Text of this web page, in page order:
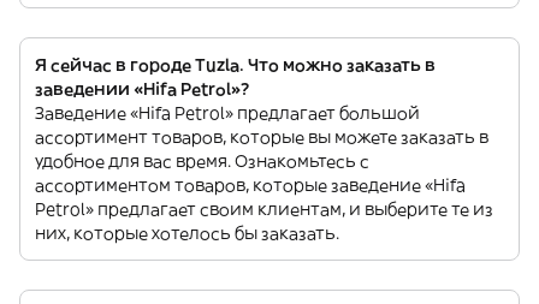
Я сейчас в городе Tuzla. Что можно заказать в
заведении «Hifa Petrol»?
Заведение «Hifa Petrol» предлагает большой
ассортимент товаров, которые вы можете заказать в
удобное для вас время. Ознакомьтесь с
ассортиментом товаров, которые заведение «Hifa
Petrol» предлагает своим клиентам, и выберите те из
них, которые хотелось бы заказать.